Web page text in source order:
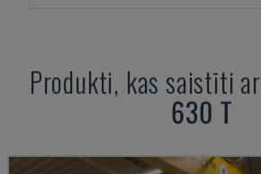
Produkti, kas saistīti ar
630 T